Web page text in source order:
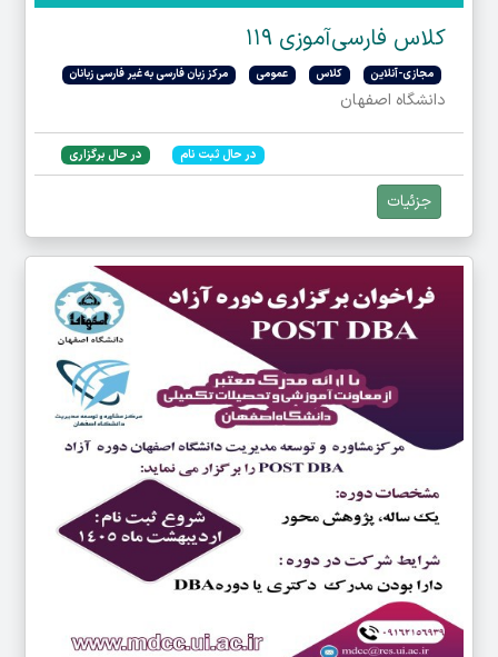
کلاس فارسی‌آموزی ۱۱۹
مجازی-آنلاین کلاس عمومی مرکز زبان فارسی به غیر فارسی زبانان
دانشگاه اصفهان
در حال ثبت نام در حال برگزاری
جزئیات